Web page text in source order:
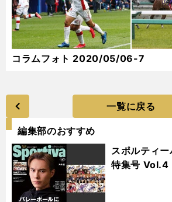
コラムフォト 2020/05/06-7
一覧に戻る
編集部のおすすめ
スポルティ
特集号